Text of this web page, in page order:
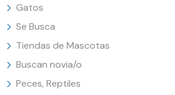
Gatos
Se Busca
Tiendas de Mascotas
Buscan novia/o
Peces, Reptiles